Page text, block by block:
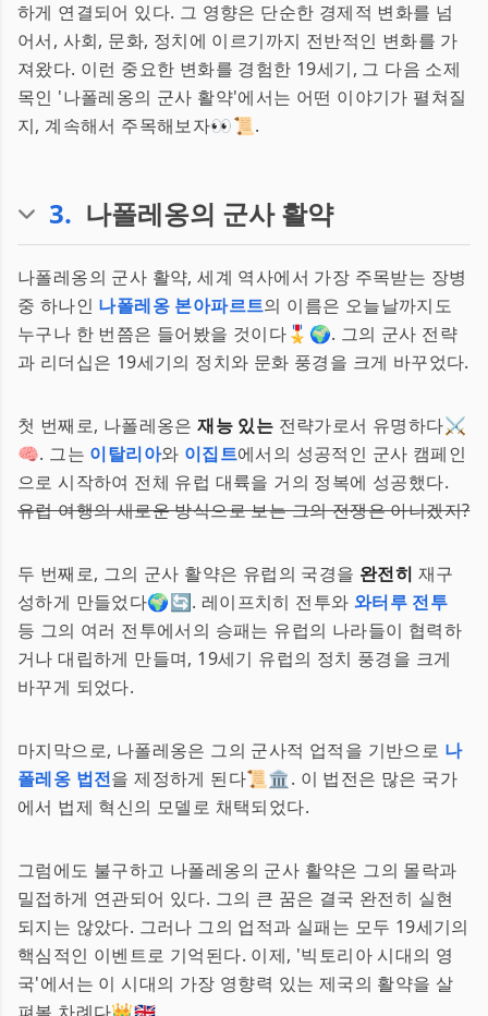
하게 연결되어 있다. 그 영향은 단순한 경제적 변화를 넘
어서, 사회, 문화, 정치에 이르기까지 전반적인 변화를 가
져왔다. 이런 중요한 변화를 경험한 19세기, 그 다음 소제
목인 '나폴레옹의 군사 활약'에서는 어떤 이야기가 펼쳐질
지, 계속해서 주목해보자👀📜.
3. 나폴레옹의 군사 활약
나폴레옹의 군사 활약, 세계 역사에서 가장 주목받는 장병
중 하나인 나폴레옹 본아파르트의 이름은 오늘날까지도
누구나 한 번쯤은 들어봤을 것이다🎖️🌍. 그의 군사 전략
과 리더십은 19세기의 정치와 문화 풍경을 크게 바꾸었다.
첫 번째로, 나폴레옹은재능 있는 전략가로서 유명하다⚔️
🧠. 그는 이탈리아와 이집트에서의 성공적인 군사 캠페인
으로 시작하여 전체 유럽 대륙을 거의 정복에 성공했다.
유럽 여행의 새로운 방식으로 보는 그의 전쟁은 아니겠지?
두 번째로, 그의 군사 활약은 유럽의 국경을 완전히 재구
성하게 만들었다🌍🔄. 레이프치히 전투와 와터루 전투
등 그의 여러 전투에서의 승패는 유럽의 나라들이 협력하
거나 대립하게 만들며, 19세기 유럽의 정치 풍경을 크게
바꾸게 되었다.
마지막으로, 나폴레옹은 그의 군사적 업적을 기반으로 나
폴레옹 법전을 제정하게 된다📜🏛️. 이 법전은 많은 국가
에서 법제 혁신의 모델로 채택되었다.
그럼에도 불구하고 나폴레옹의 군사 활약은 그의 몰락과
밀접하게 연관되어 있다. 그의 큰 꿈은 결국 완전히 실현
되지는 않았다. 그러나 그의 업적과 실패는 모두 19세기의
핵심적인 이벤트로 기억된다. 이제, '빅토리아 시대의 영
국'에서는 이 시대의 가장 영향력 있는 제국의 활약을 살